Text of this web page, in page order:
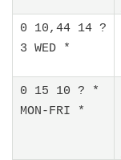
0 10,44 14 ?
3 WED *
0 15 10 ? *
MON-FRI *